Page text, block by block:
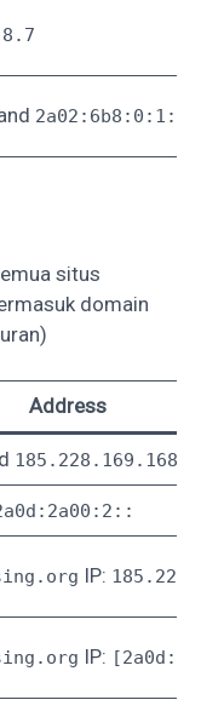
situs
domain
Address
185.228.169.168
IP:
IP: